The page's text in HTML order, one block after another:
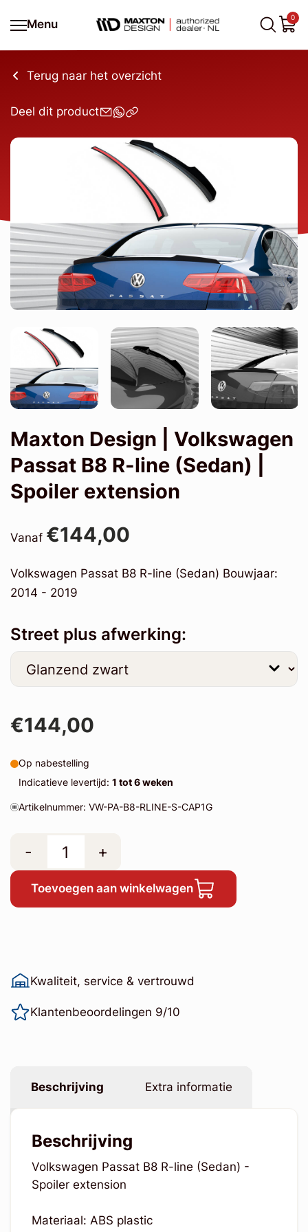
Menu
0
Terug naar het overzicht
Deel dit product
Maxton Design | Volkswagen
Passat B8 R-line (Sedan) |
Spoiler extension
Vanaf €144,00
Volkswagen Passat B8 R-line (Sedan) Bouwjaar:
2014 - 2019
Street plus afwerking:
€144,00
Op nabestelling
Indicatieve levertijd: 1 tot 6 weken
Artikelnummer: VW-PA-B8-RLINE-S-CAP1G
- +
Toevoegen aan winkelwagen
Kwaliteit, service & vertrouwd
Klantenbeoordelingen 9/10
Beschrijving Extra informatie
Beschrijving
Volkswagen Passat B8 R-line (Sedan) -
Spoiler extension
Materiaal: ABS plastic